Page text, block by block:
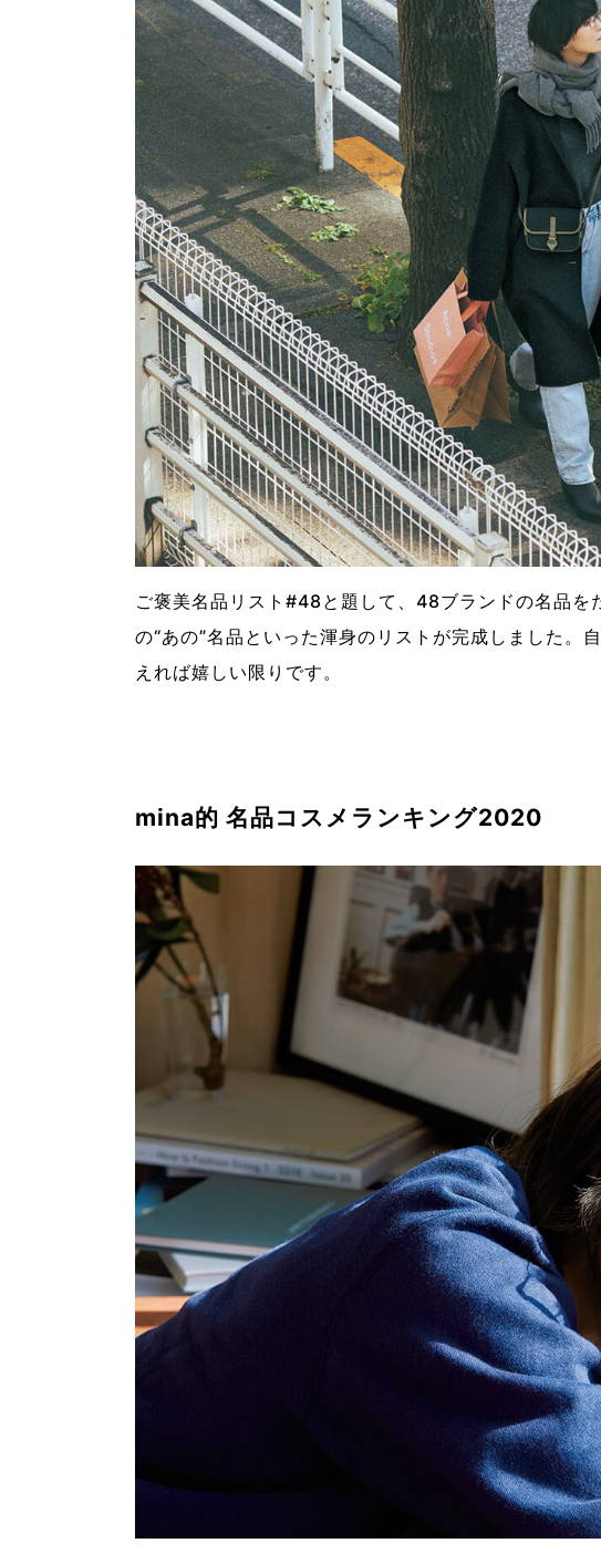
ご褒美名品リスト#48と題して、48ブランドの名品を
の“あの”名品といった渾身のリストが完成しました。
えれば嬉しい限りです。
mina的 名品コスメランキング2020